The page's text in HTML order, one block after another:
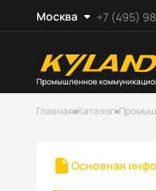
Москва +7 (495)
Промышленное
Главная Каталог
Основная